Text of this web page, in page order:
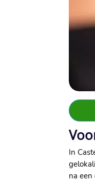
In
na